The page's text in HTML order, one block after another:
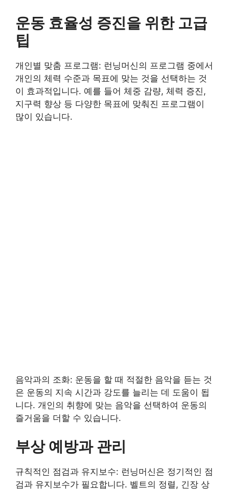
운동 효율성 증진을 위한 고급
팁
개인별 맞춤 프로그램: 런닝머신의 프로그램 중에서
개인의 체력 수준과 목표에 맞는 것을 선택하는 것
이 효과적입니다. 예를 들어 체중 감량, 체력 증진,
지구력 향상 등 다양한 목표에 맞춰진 프로그램이
많이 있습니다.
음악과의 조화: 운동을 할 때 적절한 음악을 듣는 것
은 운동의 지속 시간과 강도를 늘리는 데 도움이 됩
니다. 개인의 취향에 맞는 음악을 선택하여 운동의
즐거움을 더할 수 있습니다.
부상 예방과 관리
규칙적인 점검과 유지보수: 런닝머신은 정기적인 점
검과 유지보수가 필요합니다. 벨트의 정렬, 긴장 상